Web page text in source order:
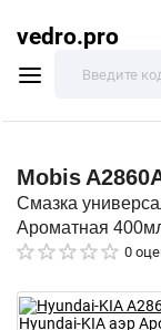
vedro.pro
Mobis
Смазка
Ароматная
0